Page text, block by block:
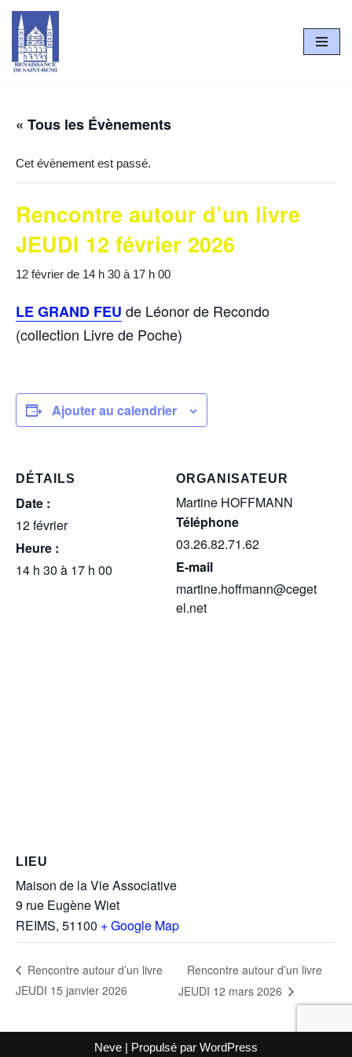
Aller
au
« Tous les Évènements
Cet évènement est passé.
Rencontre autour d’un livre
JEUDI 12 février 2026
12 février de 14 h 30 à 17 h 00
LE GRAND FEU de Léonor de Recondo
(collection Livre de Poche)
Ajouter au calendrier
DÉTAILS
Date :
12 février
Heure :
14 h 30 à 17 h 00
ORGANISATEUR
Martine HOFFMANN
Téléphone
03.26.82.71.62
E-mail
martine.hoffmann@ceget
el.net
LIEU
Maison de la Vie Associative
9 rue Eugène Wiet
REIMS, 51100 + Google Map
Rencontre autour d’un livre
JEUDI 15 janvier 2026
Rencontre autour d’un livre
JEUDI 12 mars 2026
Neve | Propulsé par WordPress